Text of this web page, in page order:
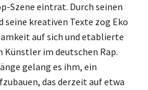
Szene eintrat. Durch seinen
seine kreativen Texte zog Eko
auf sich und etablierte
Künstler im deutschen Rap.
gelang es ihm, ein
das derzeit auf etwa